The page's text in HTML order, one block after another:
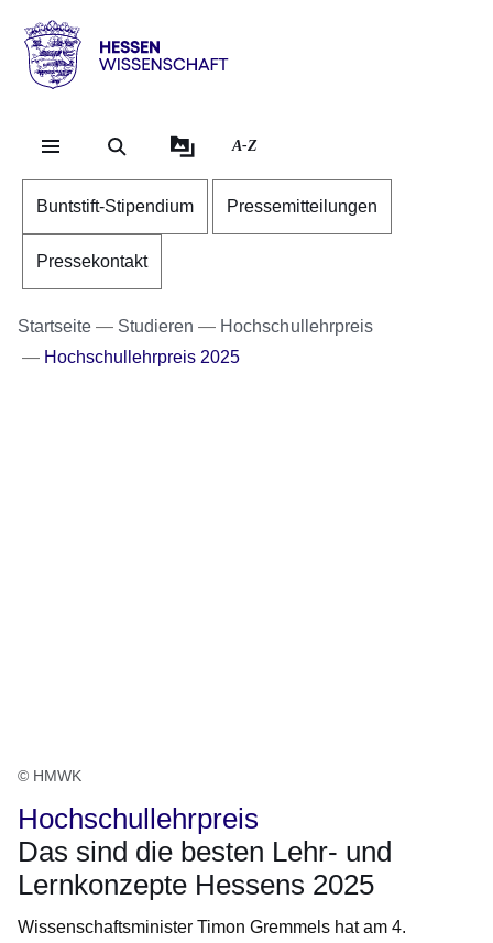
Hessen
Wissenschaft
A-Z
Buntstift-Stipendium Pressemitteilungen
Pressekontakt
Startseite Studieren
Hochschullehrpreis
Hochschullehrpreis 2025
© HMWK
Hochschullehrpreis
Das sind die besten Lehr- und
Lernkonzepte Hessens 2025
Wissenschaftsminister Timon Gremmels hat am 4.